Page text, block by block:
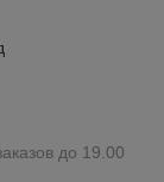
до 19.00